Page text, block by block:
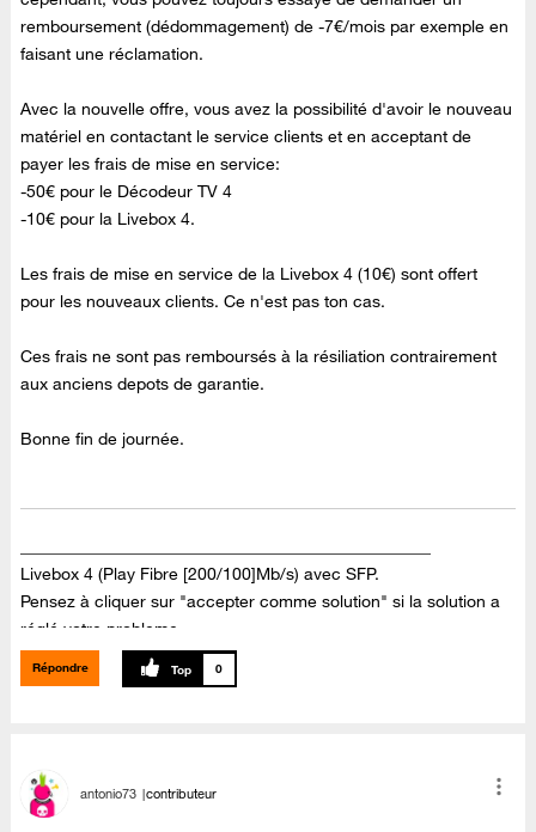
remboursement (dédommagement) de -7€/mois par exemple en
faisant une réclamation.
Avec la nouvelle offre, vous avez la possibilité d'avoir le nouveau
matériel en contactant le service clients et en acceptant de
payer les frais de mise en service:
-50€ pour le Décodeur TV 4
-10€ pour la Livebox 4.
Les frais de mise en service de la Livebox 4 (10€) sont offert
pour les nouveaux clients. Ce n'est pas ton cas.
Ces frais ne sont pas remboursés à la résiliation contrairement
aux anciens depots de garantie.
Bonne fin de journée.
Livebox 4 (Play Fibre [200/100]Mb/s) avec SFP.
Pensez à cliquer sur "accepter comme solution" si la solution a
réglé votre probleme.
Répondre 0
antonio73 contributeur